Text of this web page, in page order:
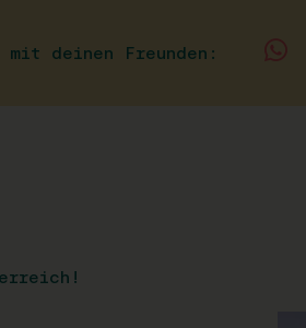
deinen Freunden: